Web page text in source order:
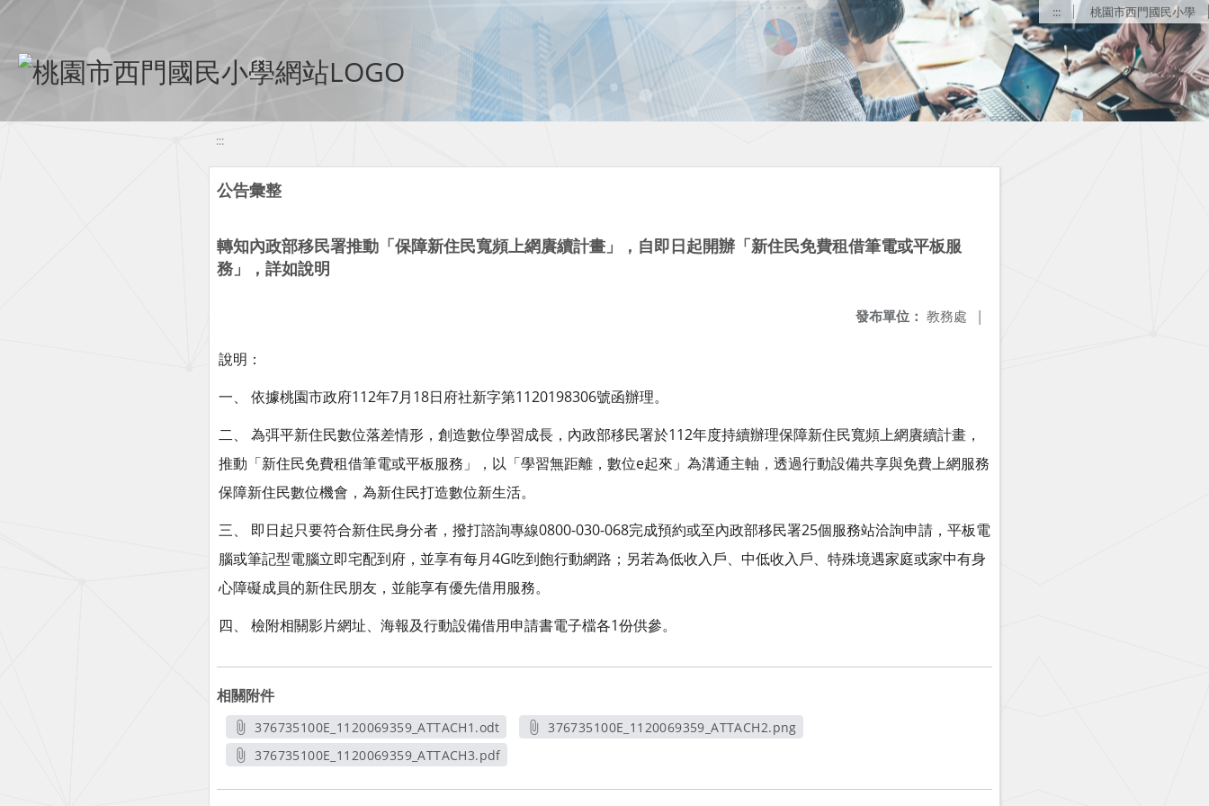
移至網頁之主要內容區位置 ::: 桃園市西門國民小學
:::
公告彙整
轉知內政部移民署推動「保障新住民寬頻上網賡續計畫」，自即日起開辦「新住民免費租借筆電或平板服
務」，詳如說明
發布單位： 教務處 |
說明：
一、 依據桃園市政府112年7月18日府社新字第1120198306號函辦理。
二、 為弭平新住民數位落差情形，創造數位學習成長，內政部移民署於112年度持續辦理保障新住民寬頻上網賡續計畫，
推動「新住民免費租借筆電或平板服務」，以「學習無距離，數位e起來」為溝通主軸，透過行動設備共享與免費上網服務
保障新住民數位機會，為新住民打造數位新生活。
三、 即日起只要符合新住民身分者，撥打諮詢專線0800-030-068完成預約或至內政部移民署25個服務站洽詢申請，平板電
腦或筆記型電腦立即宅配到府，並享有每月4G吃到飽行動網路；另若為低收入戶、中低收入戶、特殊境遇家庭或家中有身
心障礙成員的新住民朋友，並能享有優先借用服務。
四、 檢附相關影片網址、海報及行動設備借用申請書電子檔各1份供參。
相關附件
376735100E_1120069359_ATTACH1.odt
另開新視窗
376735100E_1120069359_ATTACH2.png
376735100E_1120069359_ATTACH3.pdf